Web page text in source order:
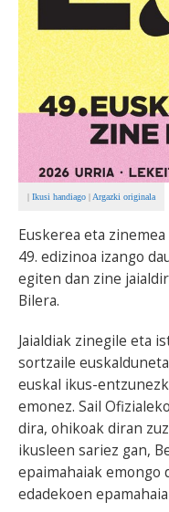
| Ikusi handiago | Argazki originala
Euskerea eta
49. edizinoa izango
egiten dan zine
Bilera.
Jaialdiak zinegile eta
sortzaile
euskal ikus-
emonez. Sail
dira, ohikoak diran
ikusleen sariez gan,
epaimahaiak emongo
edadekoen